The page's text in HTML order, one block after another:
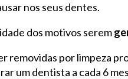
nos seus dentes.
dos motivos serem
removidas por limpeza
um dentista a cada 6